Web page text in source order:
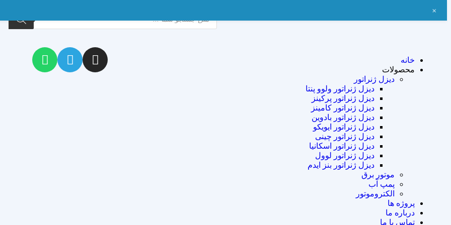
خانه
محصولات
دیزل ژنراتور
دیزل ژنراتور ولوو پنتا
دیزل ژنراتور پرکینز
دیزل ژنراتور کامینز
دیزل ژنراتور بادوین
دیزل ژنراتور ایویکو
دیزل ژنراتور چینی
دیزل ژنراتور اسکانیا
دیزل ژنراتور لوول
دیزل ژنراتور بنز ایدم
موتور برق
پمپ آب
الکتروموتور
پروژه ها
درباره ما
تماس با ما
+